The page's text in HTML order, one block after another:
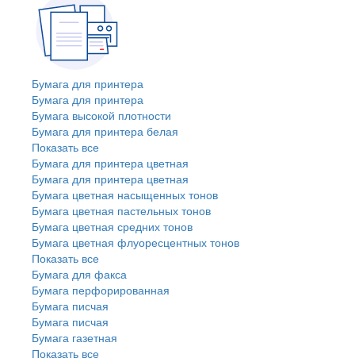
Бумага для принтера
Бумага для принтера
Бумага высокой плотности
Бумага для принтера белая
Показать все
Бумага для принтера цветная
Бумага для принтера цветная
Бумага цветная насыщенных тонов
Бумага цветная пастельных тонов
Бумага цветная средних тонов
Бумага цветная флуоресцентных тонов
Показать все
Бумага для факса
Бумага перфорированная
Бумага писчая
Бумага писчая
Бумага газетная
Показать все